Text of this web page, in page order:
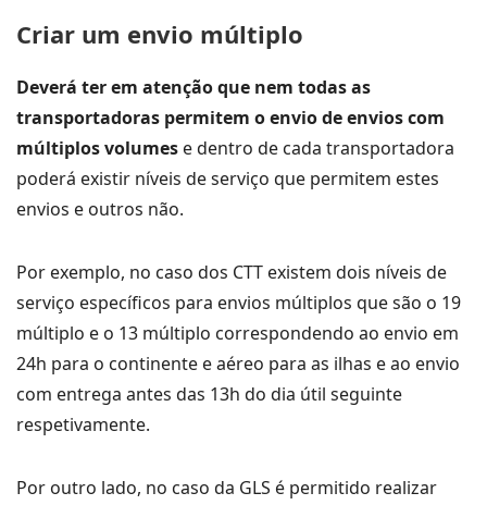
Criar um envio múltiplo
Deverá ter em atenção que nem todas as
transportadoras permitem o envio de envios com
múltiplos volumes e dentro de cada transportadora
poderá existir níveis de serviço que permitem estes
envios e outros não.
Por exemplo, no caso dos CTT existem dois níveis de
serviço específicos para envios múltiplos que são o 19
múltiplo e o 13 múltiplo correspondendo ao envio em
24h para o continente e aéreo para as ilhas e ao envio
com entrega antes das 13h do dia útil seguinte
respetivamente.
Por outro lado, no caso da GLS é permitido realizar